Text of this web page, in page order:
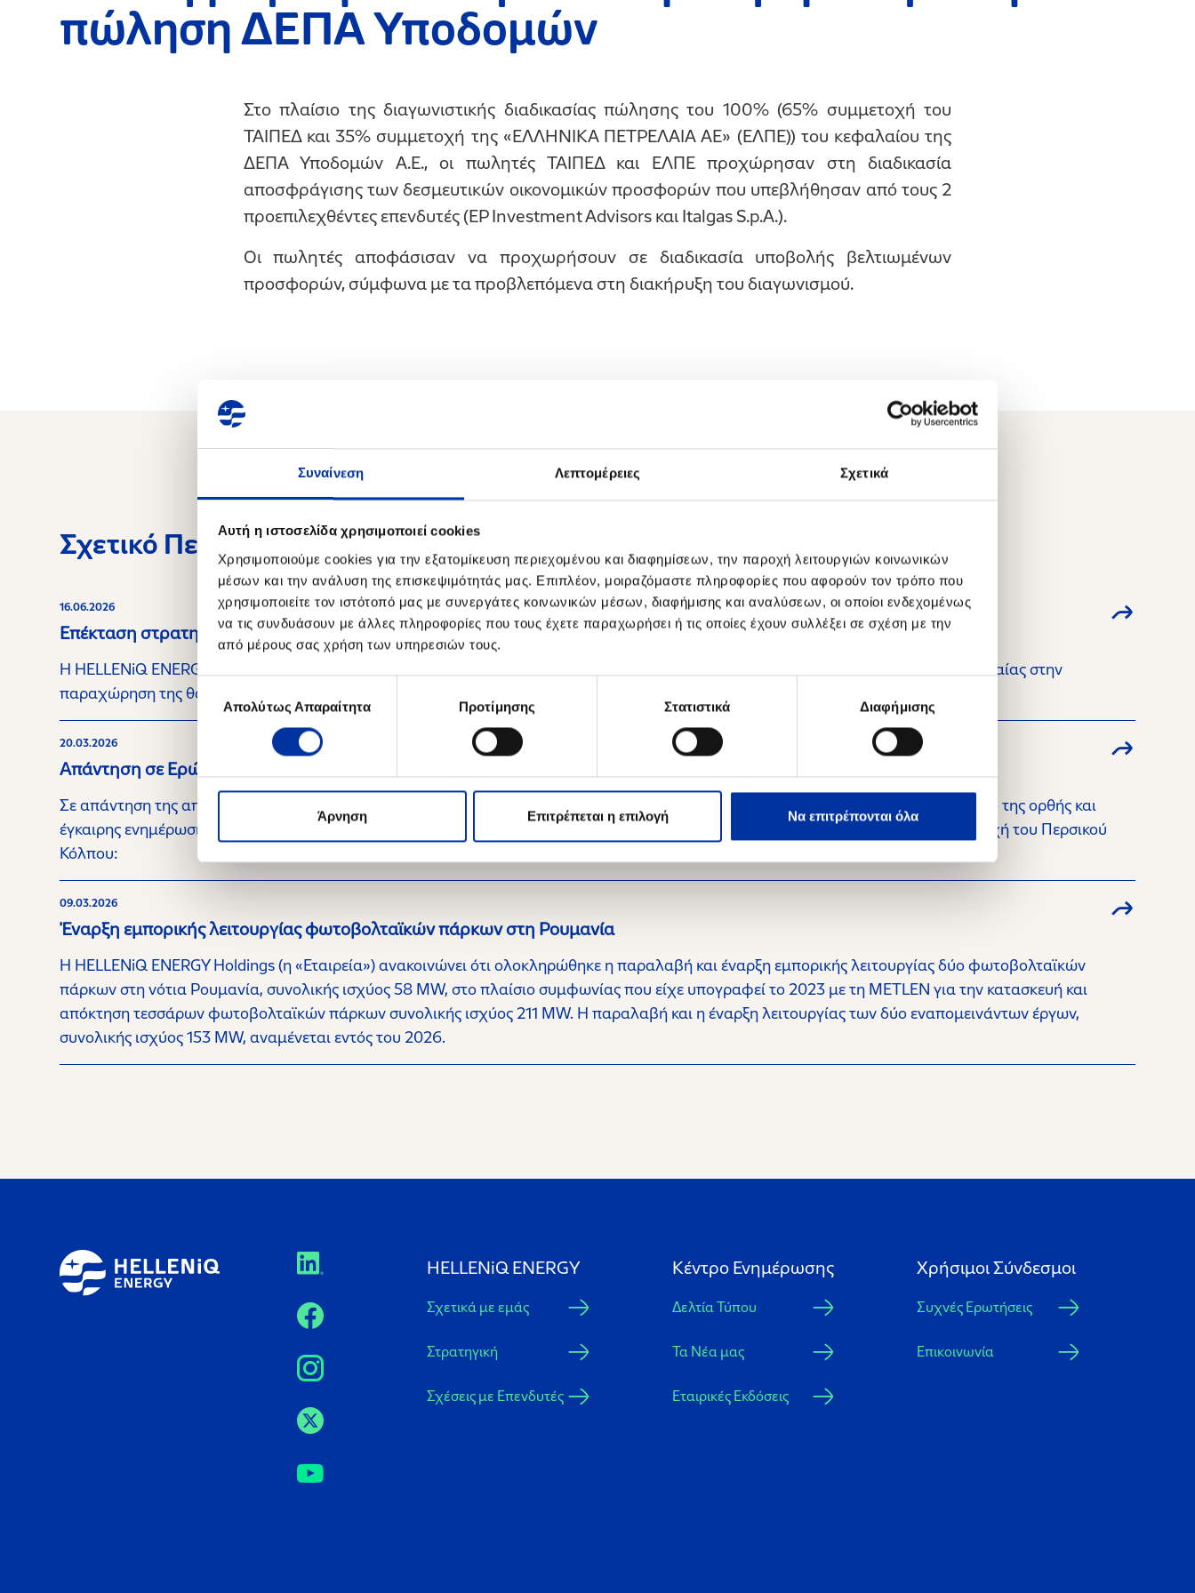
Συναίνεση Λεπτομέρειες Σχετικά
Αυτή η ιστοσελίδα χρησιμοποιεί cookies
Χρησιμοποιούμε cookies για την εξατομίκευση περιεχομένου και διαφημίσεων, την παροχή λειτουργιών κοινωνικών
μέσων και την ανάλυση της επισκεψιμότητάς μας. Επιπλέον, μοιραζόμαστε πληροφορίες που αφορούν τον τρόπο που
χρησιμοποιείτε τον ιστότοπό μας με συνεργάτες κοινωνικών μέσων, διαφήμισης και αναλύσεων, οι οποίοι ενδεχομένως
να τις συνδυάσουν με άλλες πληροφορίες που τους έχετε παραχωρήσει ή τις οποίες έχουν συλλέξει σε σχέση με την
από μέρους σας χρήση των υπηρεσιών τους.
συγκατάθεσης
Απολύτως Απαραίτητα Προτίμησης Στατιστικά Διαφήμισης
Άρνηση Επιτρέπεται η επιλογή Να επιτρέπονται όλα
πώληση ΔΕΠΑ Υποδομών
Στο πλαίσιο της διαγωνιστικής διαδικασίας πώλησης του 100% (65% συμμετοχή του
ΤΑΙΠΕΔ και 35% συμμετοχή της «ΕΛΛΗΝΙΚΑ ΠΕΤΡΕΛΑΙΑ ΑΕ» (ΕΛΠΕ)) του κεφαλαίου της
ΔΕΠΑ Υποδομών Α.Ε., οι πωλητές ΤΑΙΠΕΔ και ΕΛΠΕ προχώρησαν στη διαδικασία
αποσφράγισης των δεσμευτικών οικονομικών προσφορών που υπεβλήθησαν από τους 2
προεπιλεχθέντες επενδυτές (EP Investment Advisors και Italgas S.p.A.).
Οι πωλητές αποφάσισαν να προχωρήσουν σε διαδικασία υποβολής βελτιωμένων
προσφορών, σύμφωνα με τα προβλεπόμενα στη διακήρυξη του διαγωνισμού.
Σχετικό Περιεχόμενο
16.06.2026
Επέκταση στρατηγικής συνεργασίας με τη Chevron στο Block 10
Η HELLENiQ ENERGY Holdings A.E. (η «Εταιρεία») ανακοινώνει ότι, κατέληξε σε συμφωνία με τη Chevron για τη συμμετοχή της τελευταίας στην
παραχώρηση της θαλάσσιας περιοχής «Block 10», η οποία βρίσκεται ανοικτά του Κυπαρισσιακού Κόλπου, στο Νότιο Ιόνιο Πέλαγος.
20.03.2026
Απάντηση σε Ερώτημα της Επιτροπής Κεφαλαιαγοράς
Σε απάντηση της από 13.03.2026 επιστολής της Επιτροπής Κεφαλαιαγοράς, η HELLENiQ ENERGY Holdings (η «Εταιρεία»), στο πλαίσιο της ορθής και
έγκαιρης ενημέρωσης του επενδυτικού κοινού, γνωστοποιεί τα κάτωθι αναφορικά με τις επιπτώσεις της τρέχουσας κρίσης στην περιοχή του Περσικού
Κόλπου:
09.03.2026
Έναρξη εμπορικής λειτουργίας φωτοβολταϊκών πάρκων στη Ρουμανία
Η HELLENiQ ENERGY Holdings (η «Εταιρεία») ανακοινώνει ότι ολοκληρώθηκε η παραλαβή και έναρξη εμπορικής λειτουργίας δύο φωτοβολταϊκών
πάρκων στη νότια Ρουμανία, συνολικής ισχύος 58 MW, στο πλαίσιο συμφωνίας που είχε υπογραφεί το 2023 με τη METLEN για την κατασκευή και
απόκτηση τεσσάρων φωτοβολταϊκών πάρκων συνολικής ισχύος 211 MW. Η παραλαβή και η έναρξη λειτουργίας των δύο εναπομεινάντων έργων,
συνολικής ισχύος 153 MW, αναμένεται εντός του 2026.
HELLENiQ ENERGY
Σχετικά με εμάς
Στρατηγική
Σχέσεις με Επενδυτές
Κέντρο Ενημέρωσης
Δελτία Τύπου
Τα Νέα μας
Εταιρικές Εκδόσεις
Xρήσιμοι Σύνδεσμοι
Συχνές Ερωτήσεις
Επικοινωνία